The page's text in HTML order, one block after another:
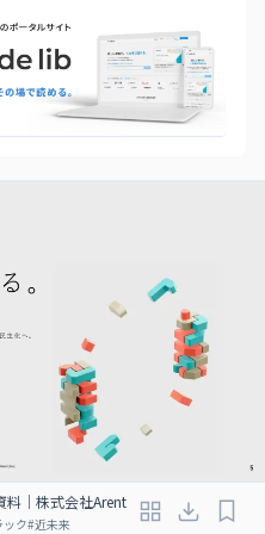
料｜株式会社Arent
ック#近未来